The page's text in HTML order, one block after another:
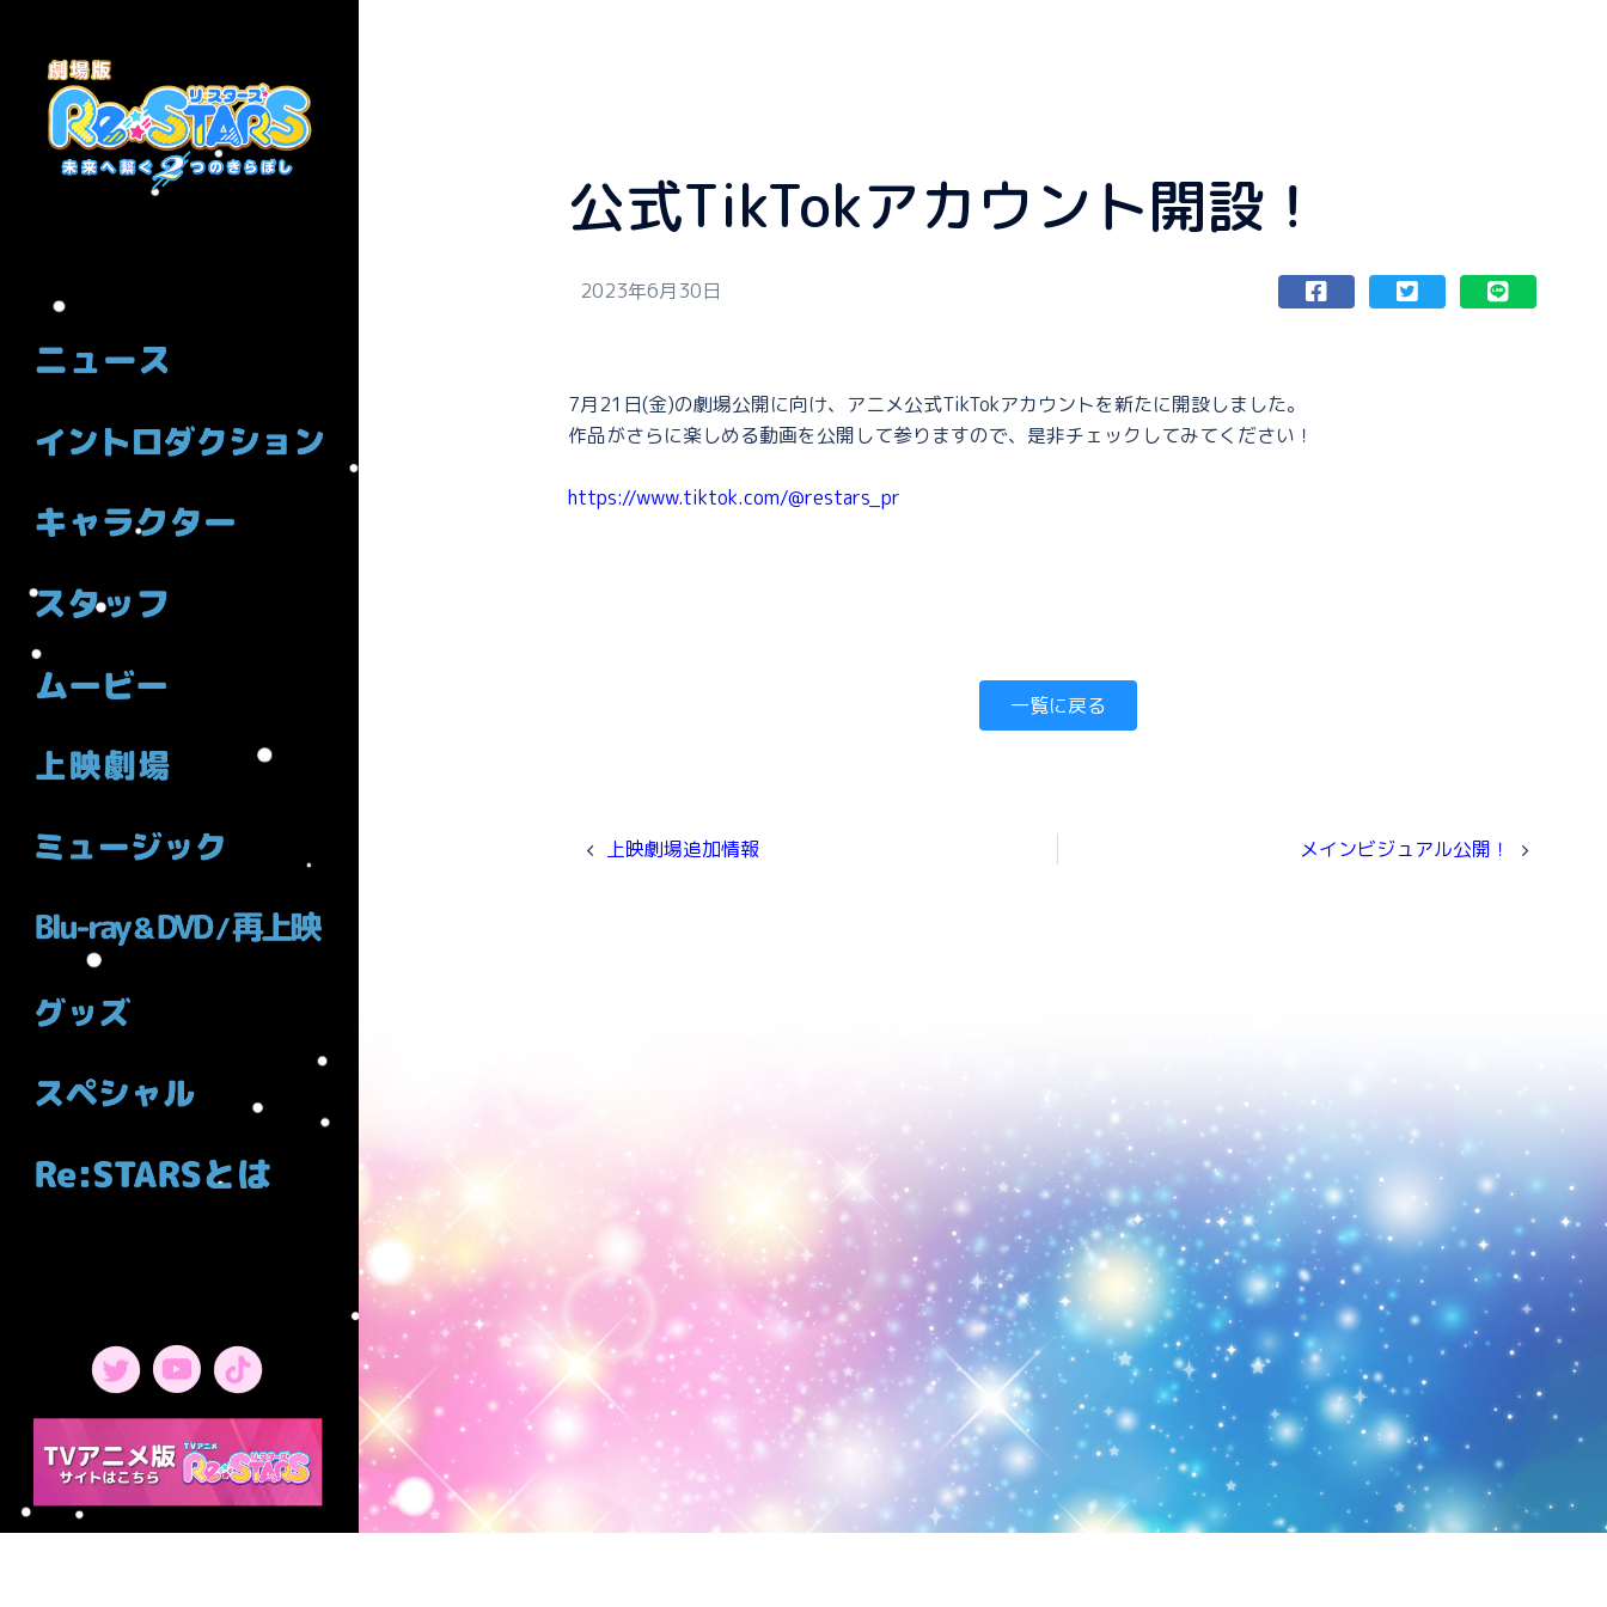
公式TikTokアカウント開設！
2023年6月30日
7月21日(金)の劇場公開に向け、アニメ公式TikTokアカウントを新たに開設しました。
作品がさらに楽しめる動画を公開して参りますので、是非チェックしてみてください！
https://www.tiktok.com/@restars_pr
一覧に戻る
上映劇場追加情報 メインビジュアル公開！